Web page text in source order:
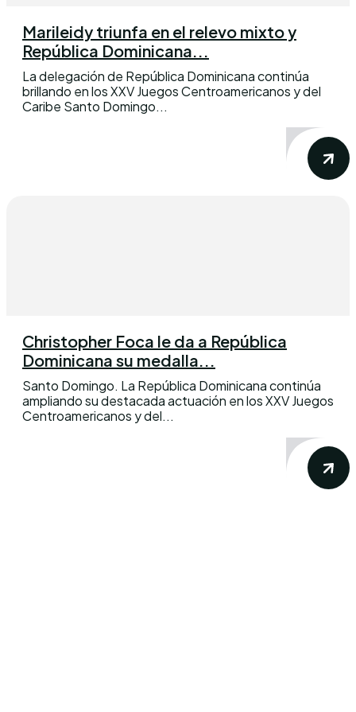
Marileidy triunfa en el relevo mixto y
República Dominicana...
La delegación de República Dominicana continúa
brillando en los XXV Juegos Centroamericanos y del
Caribe Santo Domingo...
Christopher Foca le da a República
Dominicana su medalla...
Santo Domingo. La República Dominicana continúa
ampliando su destacada actuación en los XXV Juegos
Centroamericanos y del...